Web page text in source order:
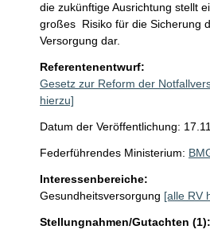
die zukünftige Ausrichtung stellt
großes  Risiko für die Sicherung
Versorgung dar.
Referentenentwurf:
Gesetz zur Reform der
hierzu]
Datum der Veröffentlichung:
Federführendes Ministerium:
Interessenbereiche:
Gesundheitsversorgung [alle RV
Stellungnahmen/Gutachten (1):